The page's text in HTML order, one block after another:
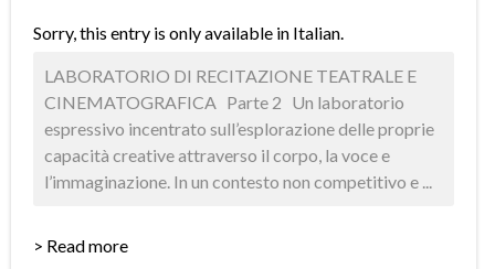
Sorry, this entry is only available in Italian.
LABORATORIO DI RECITAZIONE TEATRALE E
CINEMATOGRAFICA Parte 2 Un laboratorio
espressivo incentrato sull’esplorazione delle proprie
capacità creative attraverso il corpo, la voce e
l’immaginazione. In un contesto non competitivo e ...
> Read more